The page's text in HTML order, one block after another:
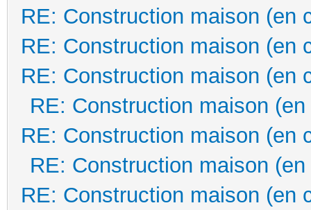
RE: Construction maison (en
RE: Construction maison (en
RE: Construction maison (en
RE: Construction maison
RE: Construction maison (en
RE: Construction maison
RE: Construction maison (en